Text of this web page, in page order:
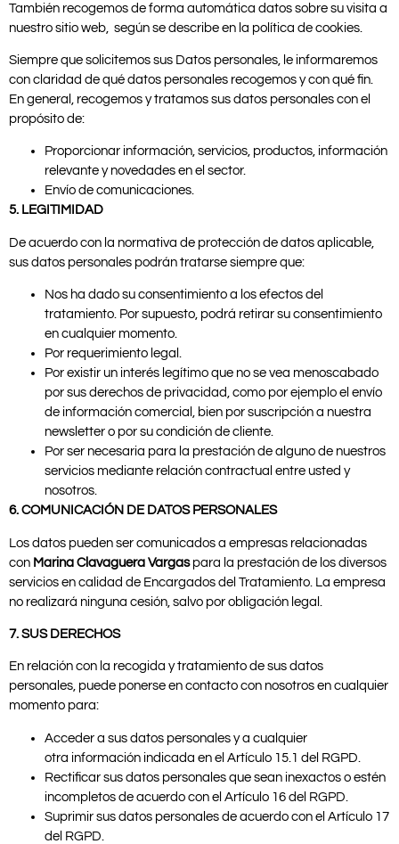
También recogemos de forma automática datos sobre su visita a
nuestro sitio web, según se describe en la política de cookies.
Siempre que solicitemos sus Datos personales, le informaremos
con claridad de qué datos personales recogemos y con qué fin.
En general, recogemos y tratamos sus datos personales con el
propósito de:
Proporcionar información, servicios, productos, información
relevante y novedades en el sector.
Envío de comunicaciones.
5. LEGITIMIDAD
De acuerdo con la normativa de protección de datos aplicable,
sus datos personales podrán tratarse siempre que:
Nos ha dado su consentimiento a los efectos del
tratamiento. Por supuesto, podrá retirar su consentimiento
en cualquier momento.
Por requerimiento legal.
Por existir un interés legítimo que no se vea menoscabado
por sus derechos de privacidad, como por ejemplo el envío
de información comercial, bien por suscripción a nuestra
newsletter o por su condición de cliente.
Por ser necesaria para la prestación de alguno de nuestros
servicios mediante relación contractual entre usted y
nosotros.
6. COMUNICACIÓN DE DATOS PERSONALES
Los datos pueden ser comunicados a empresas relacionadas
con Marina Clavaguera Vargaspara la prestación de los diversos
servicios en calidad de Encargados del Tratamiento. La empresa
no realizará ninguna cesión, salvo por obligación legal.
7. SUS DERECHOS
En relación con la recogida y tratamiento de sus datos
personales, puede ponerse en contacto con nosotros en cualquier
momento para:
Acceder a sus datos personales y a cualquier
otra información indicada en el Artículo 15.1 del RGPD.
Rectificar sus datos personales que sean inexactos o estén
incompletos de acuerdo con el Artículo 16 del RGPD.
Suprimir sus datos personales de acuerdo con el Artículo 17
del RGPD.